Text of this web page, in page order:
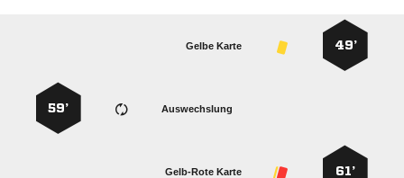
49’
Gelbe Karte
Auswechslung
59’
61’
Gelb-Rote Karte